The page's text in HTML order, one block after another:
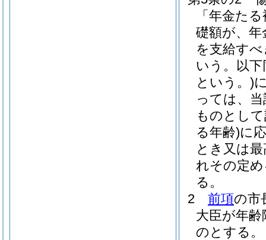
「年金た
礎額が、
を支給す
いう。以下
という。)
っては、
ものとし
る年齢)に
とき又は
れその定
る。
2
前項の市
大臣が年
のとする。